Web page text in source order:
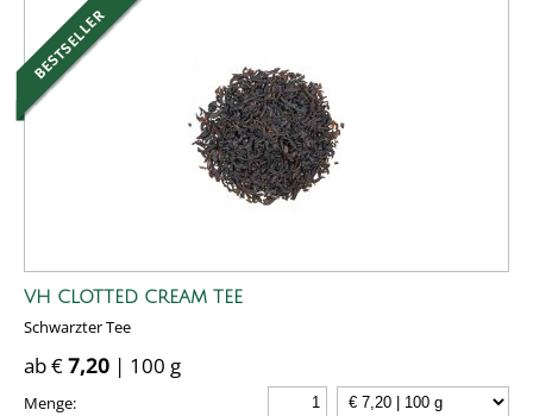
VH CLOTTED CREAM TEE
Schwarzter Tee
ab €7,20 | 100 g
Menge: